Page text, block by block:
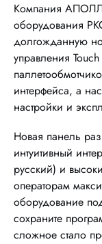
Компания
оборудования
долгожданную
управления Touch
интерфейса, а
настройки и
Новая панель
интуитивный
русский) и
операторам
оборудование
сохраните
сложное стало